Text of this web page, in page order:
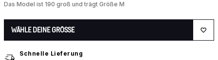
Das Model ist 190 groß und trägt Größe M
WÄHLE DEINE GRÖSSE
Schnelle Lieferung